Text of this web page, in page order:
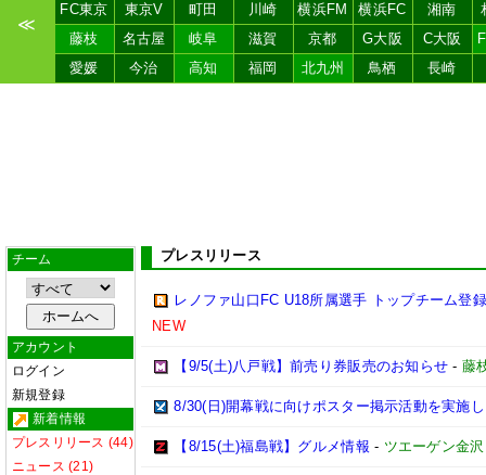
≪
FC東京
東京V 町田 川崎 横浜FM 横浜FC 湘南
藤枝
名古屋 岐阜 滋賀 京都 G大阪 C大阪
愛媛
今治 高知 福岡 北九州 鳥栖 長崎
チーム
アカウント
ログイン
新規登録
新着情報
プレスリリース (44)
ニュース (21)
プレスリリース
レノファ山口FC U18所属選手 トップチーム登
NEW
【9/5(土)八戸戦】前売り券販売のお知らせ - 藤
8/30(日)開幕戦に向けポスター掲示活動を実施
【8/15(土)福島戦】グルメ情報 - ツエーゲン金沢